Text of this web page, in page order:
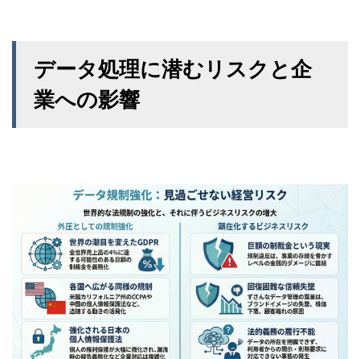
データ処理に潜むリスクと企
業への影響